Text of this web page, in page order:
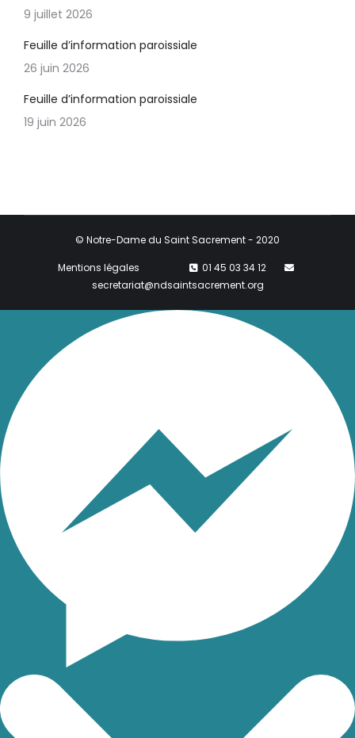
9 juillet 2026
Feuille d’information paroissiale
26 juin 2026
Feuille d’information paroissiale
19 juin 2026
© Notre-Dame du Saint Sacrement - 2020
Mentions légales
01 45 03 34 12
secretariat@ndsaintsacrement.org